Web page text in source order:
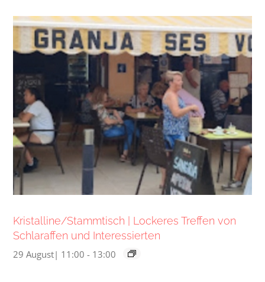
Kristalline/Stammtisch | Lockeres Treffen von
Schlaraffen und Interessierten
29 August| 11:00 - 13:00